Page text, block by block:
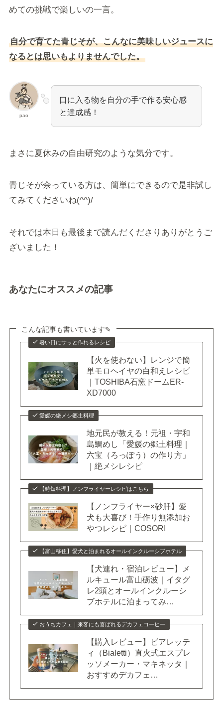
めての挑戦で楽しいの一言。
自分で育てた青じそが、こんなに美味しいジュースに
なるとは思いもよりませんでした。
pao
口に入る物を自分の手で作る安心感
と達成感！
まさに夏休みの自由研究のような気分です。
青じそが余っている方は、簡単にできるので是非試し
てみてくださいね(^^)/
それでは本日も最後まで読んだくださりありがとうご
ざいました！
あなたにオススメの記事
こんな記事も書いています✎
暑い日にサッと作れるレシピ
【火を使わない】レンジで簡
単モロヘイヤの白和えレシピ
｜TOSHIBA石窯ドームER-
XD7000
愛媛の絶メシ郷土料理
地元民が教える！元祖・宇和
島鯛めし「愛媛の郷土料理｜
六宝（ろっぽう）の作り方」
｜絶メシレシピ
【時短料理】ノンフライヤーレシピはこちら
【ノンフライヤー×砂肝】愛
犬も大喜び！手作り無添加お
やつレシピ｜COSORI
【富山移住】愛犬と泊まれるオールインクルーシブホテル
【犬連れ・宿泊レビュー】メ
ルキュール富山砺波｜イタグ
レ2頭とオールインクルーシ
ブホテルに泊まってみ…
おうちカフェ｜来客にも喜ばれるデカフェコーヒー
【購入レビュー】ビアレッテ
ィ（Bialetti）直火式エスプレ
ッソメーカー・マキネッタ｜
おすすめデカフェ…